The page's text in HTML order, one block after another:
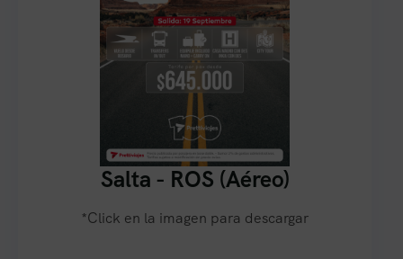
Salta - ROS (Aéreo)
*Click en la imagen para descargar